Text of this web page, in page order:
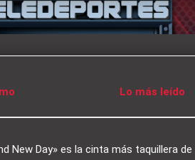
Lo más leído
New Day» es la cinta más taquillera de